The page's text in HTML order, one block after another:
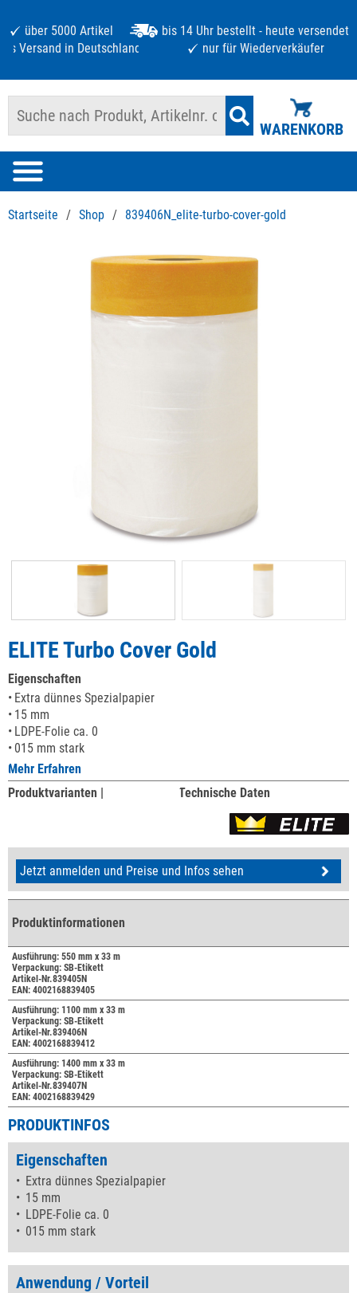
über 5000 Artikel
bis 14 Uhr bestellt - heute versendet
Versand in Deutschland ab 125 €
nur für Wiederverkäufer
WARENKORB
Startseite / Shop / 839406N_elite-turbo-cover-gold
ELITE Turbo Cover Gold
Eigenschaften
Extra dünnes Spezialpapier
15 mm
LDPE-Folie ca. 0
015 mm stark
Mehr Erfahren
Produktvarianten |
Technische Daten
Jetzt anmelden und Preise und Infos sehen
Produktinformationen
Ausführung: 550 mm x 33 m
Verpackung: SB-Etikett
Artikel-Nr.839405N
EAN: 4002168839405
Ausführung: 1100 mm x 33 m
Verpackung: SB-Etikett
Artikel-Nr.839406N
EAN: 4002168839412
Ausführung: 1400 mm x 33 m
Verpackung: SB-Etikett
Artikel-Nr.839407N
EAN: 4002168839429
PRODUKTINFOS
Eigenschaften
Extra dünnes Spezialpapier
15 mm
LDPE-Folie ca. 0
015 mm stark
Anwendung / Vorteil